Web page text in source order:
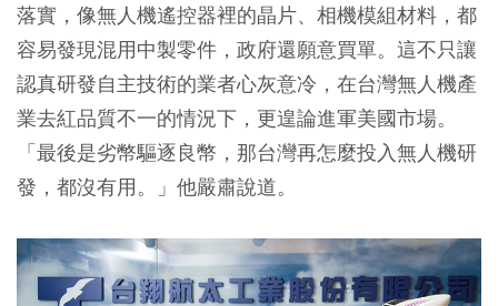
落實，像無人機遙控器裡的晶片、相機模組材料，都
容易發現混用中製零件，政府還願意買單。這不只讓
認真研發自主技術的業者心灰意冷，在台灣無人機產
業去紅品質不一的情況下，更遑論進軍美國市場。
「最後是劣幣驅逐良幣，那台灣再怎麼投入無人機研
發，都沒有用。」他嚴肅說道。